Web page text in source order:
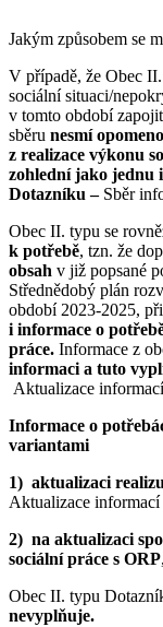
Jakým způsobem se
V případě, že Obec
sociální situaci/
v tomto období
sběru nesmí
z realizace výkonu
zohlední jako jednu
Dotazníku – Sběr
Obec II. typu se
k potřebě, tzn. že
obsah v již popsané
Střednědobý plán
období 2023-2025,
i informace o
práce. Informace z
informaci a tuto
Aktualizace
Informace o
variantami
1) aktualizaci
Aktualizace informací
2) na aktualizaci
sociální práce s ORP
Obec II. typu
nevyplňuje.